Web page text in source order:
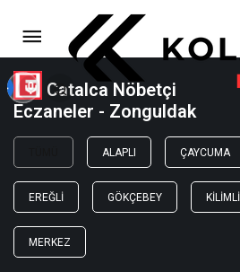
Catalca Nöbetçi
Eczaneler - Zonguldak
ALAPLI ÇAYCUMA
EREĞLI GÖKÇEBEY KILIMLI
MERKEZ